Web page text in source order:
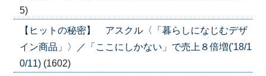
5)
【ヒットの秘密】 アスクル〈「暮らしになじむデザ
イン商品」〉／「ここにしかない」で売上８倍増('18/1
0/11) (1602)